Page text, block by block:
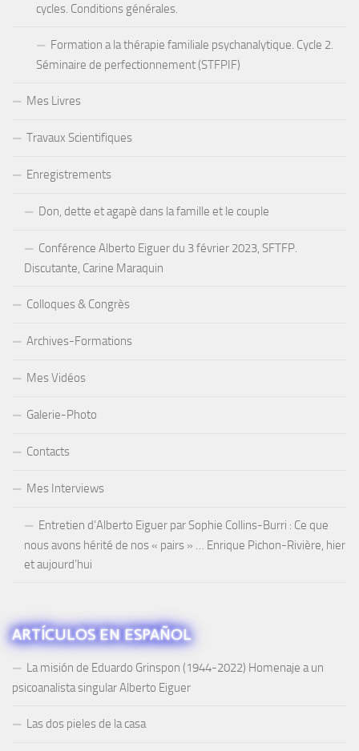
cycles. Conditions générales.
Formation a la thérapie familiale psychanalytique. Cycle 2.
Séminaire de perfectionnement (STFPIF)
Mes Livres
Travaux Scientifiques
Enregistrements
Don, dette et agapè dans la famille et le couple
Conférence Alberto Eiguer du 3 février 2023, SFTFP.
Discutante, Carine Maraquin
Colloques & Congrès
Archives-Formations
Mes Vidéos
Galerie-Photo
Contacts
Mes Interviews
Entretien d’Alberto Eiguer par Sophie Collins-Burri : Ce que
nous avons hérité de nos « pairs » … Enrique Pichon-Rivière, hier
et aujourd’hui
ARTÍCULOS EN ESPAÑOL
La misión de Eduardo Grinspon (1944-2022) Homenaje a un
psicoanalista singular Alberto Eiguer
Las dos pieles de la casa